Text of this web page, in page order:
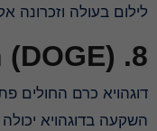
לילום בעולה וזכרונה
8. Dogecoin (DOGE)
דוגהויא כרם החולים
השקעה בדוגהויא